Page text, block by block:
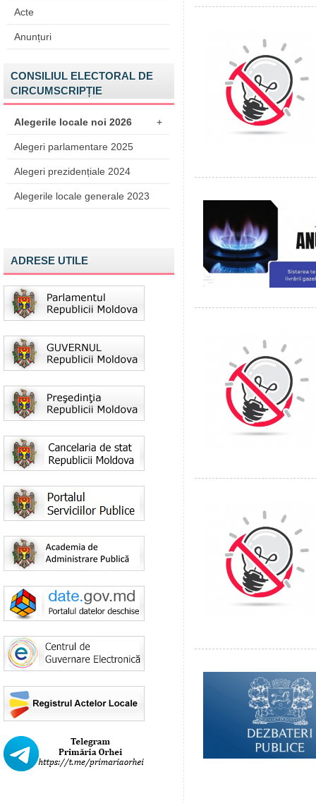
Acte
Anunțuri
CONSILIUL ELECTORAL DE
CIRCUMSCRIPȚIE
Alegerile locale noi 2026 +
Alegeri parlamentare 2025
Alegeri prezidențiale 2024
Alegerile locale generale 2023
ADRESE UTILE